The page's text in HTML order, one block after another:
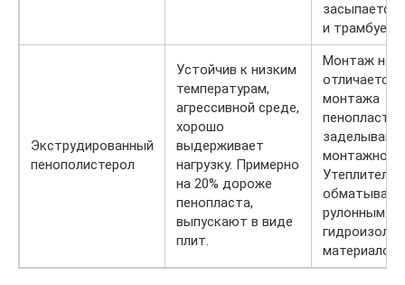
засыпается
и
Экструдированный
пенополистерол
Устойчив к низким
температурам,
агрессивной среде,
хорошо
выдерживает
нагрузку. Примерно
на 20% дороже
пенопласта,
выпускают в виде
плит.
Монтаж не
отличается
монтажа
заделывают
монтажной
Утеплитель
рулонным
материалом.